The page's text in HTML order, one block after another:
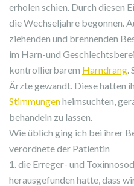
erholen schien. Durch diesen
die Wechseljahre begonnen.
ziehenden und brennenden
im Harn-und
kontrollierbarem Harndrang
Ärzte gewandt. Diese hatten
Stimmungenheimsuchten,
behandeln zu lassen.
Wie üblich ging ich bei ihrer
verordnete der Patientin
1. die Erreger- und
herausgefunden hatte, dass